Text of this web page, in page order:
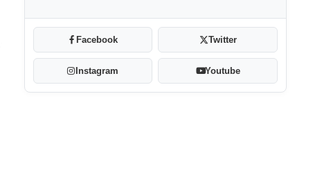
Facebook Twitter
Instagram Youtube